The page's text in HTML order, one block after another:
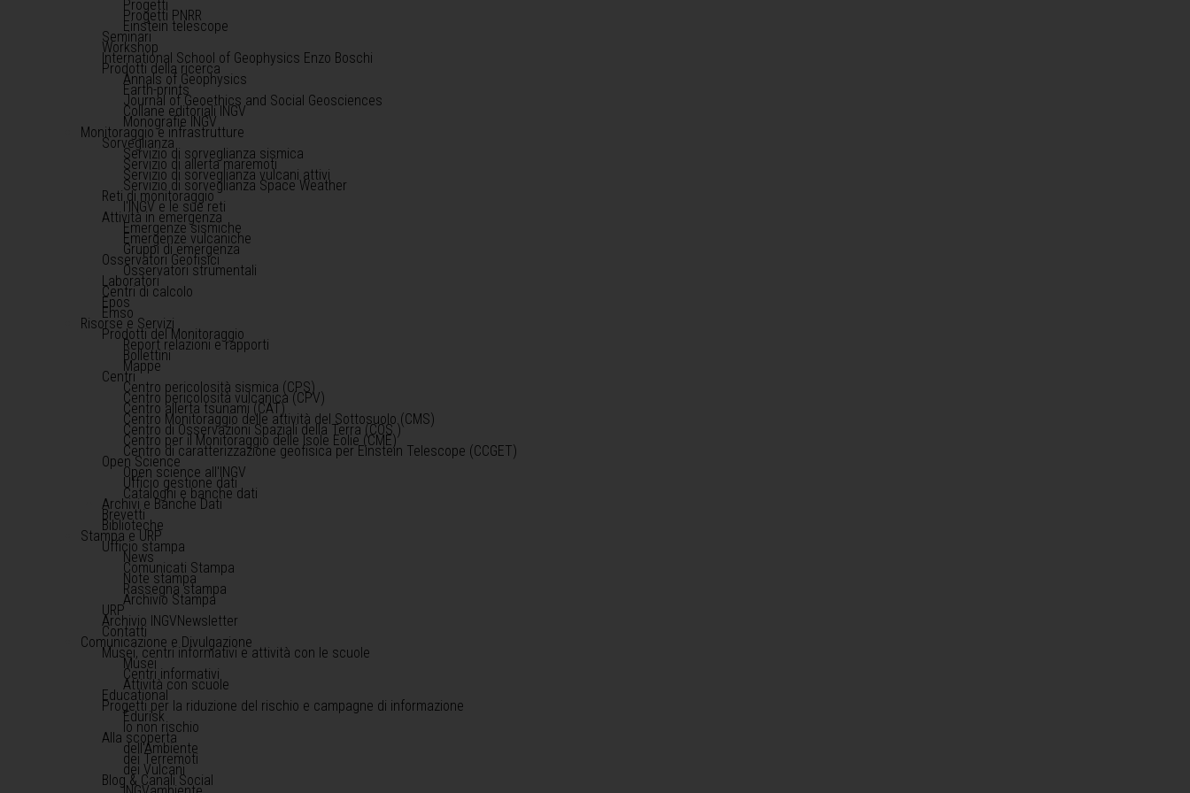
Progetti
Progetti PNRR
Einstein telescope
Seminari
Workshop
International School of Geophysics Enzo Boschi
Prodotti della ricerca
Annals of Geophysics
Earth-prints
Journal of Geoethics and Social Geosciences
Collane editoriali INGV
Monografie INGV
Monitoraggio e infrastrutture
Sorveglianza
Servizio di sorveglianza sismica
Servizio di allerta maremoti
Servizio di sorveglianza vulcani attivi
Servizio di sorveglianza Space Weather
Reti di monitoraggio
l'INGV e le sue reti
Attività in emergenza
Emergenze sismiche
Emergenze vulcaniche
Gruppi di emergenza
Osservatori Geofisici
Osservatori strumentali
Laboratori
Centri di calcolo
Epos
Emso
Risorse e Servizi
Prodotti del Monitoraggio
Report relazioni e rapporti
Bollettini
Mappe
Centri
Centro pericolosità sismica (CPS)
Centro pericolosità vulcanica (CPV)
Centro allerta tsunami (CAT)
Centro Monitoraggio delle attività del Sottosuolo (CMS)
Centro di Osservazioni Spaziali della Terra (COS )
Centro per il Monitoraggio delle Isole Eolie (CME)
Centro di caratterizzazione geofisica per Einstein Telescope (CCGET)
Open Science
Open science all'INGV
Ufficio gestione dati
Cataloghi e banche dati
Archivi e Banche Dati
Brevetti
Biblioteche
Stampa e URP
Ufficio stampa
News
Comunicati Stampa
Note stampa
Rassegna stampa
Archivio Stampa
URP
Archivio INGVNewsletter
Contatti
Comunicazione e Divulgazione
Musei, centri informativi e attività con le scuole
Musei
Centri informativi
Attività con scuole
Educational
Progetti per la riduzione del rischio e campagne di informazione
Edurisk
Io non rischio
Alla scoperta
dell'Ambiente
dei Terremoti
dei Vulcani
Blog & Canali Social